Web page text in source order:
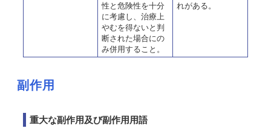
性と危険性を十分
に考慮し、治療上
やむを得ないと判
断された場合にの
み併用すること。
れがある。
副作用
重大な副作用及び副作用用語